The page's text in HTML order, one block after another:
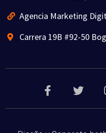
Agencia Marketing
Carrera 19B #92-50